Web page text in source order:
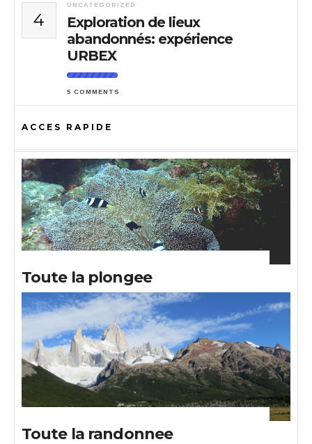
4
UNCATEGORIZED
Exploration de lieux
abandonnés: expérience
URBEX
5 COMMENTS
ACCES RAPIDE
Toute la plongee
Toute la randonnee